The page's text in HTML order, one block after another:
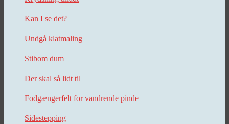
Kan I se det?
Undgå klatmaling
Stibom dum
Der skal så lidt til
Fodgængerfelt for vandrende pinde
Sidestepping